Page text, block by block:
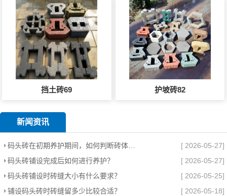
挡土砖69 护坡砖82
新闻资讯
码头砖在初期养护期间，如何判断砖体是否需要补砂？
[ 2026-05-27]
码头砖铺设完成后如何进行养护？
[ 2026-05-27]
码头砖铺设时砖缝大小有什么要求？
[ 2026-05-25]
铺设码头砖时砖缝留多少比较合适？
[ 2026-05-18]